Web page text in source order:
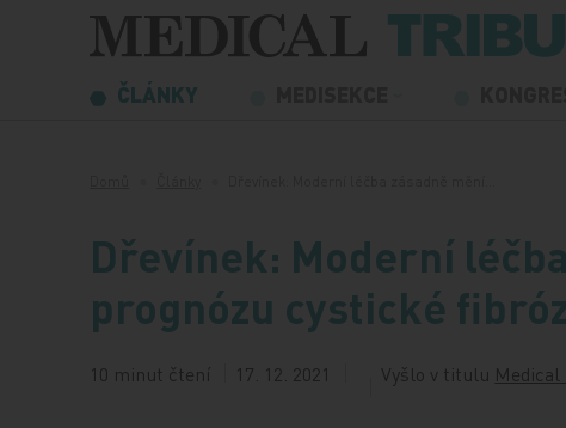
Přeskočit na obsah
ČLÁNKY
Dřevínek: Moderní
prognózu cystické
10 minut čtení 17. 12. 2021 Vyšlo v titulu